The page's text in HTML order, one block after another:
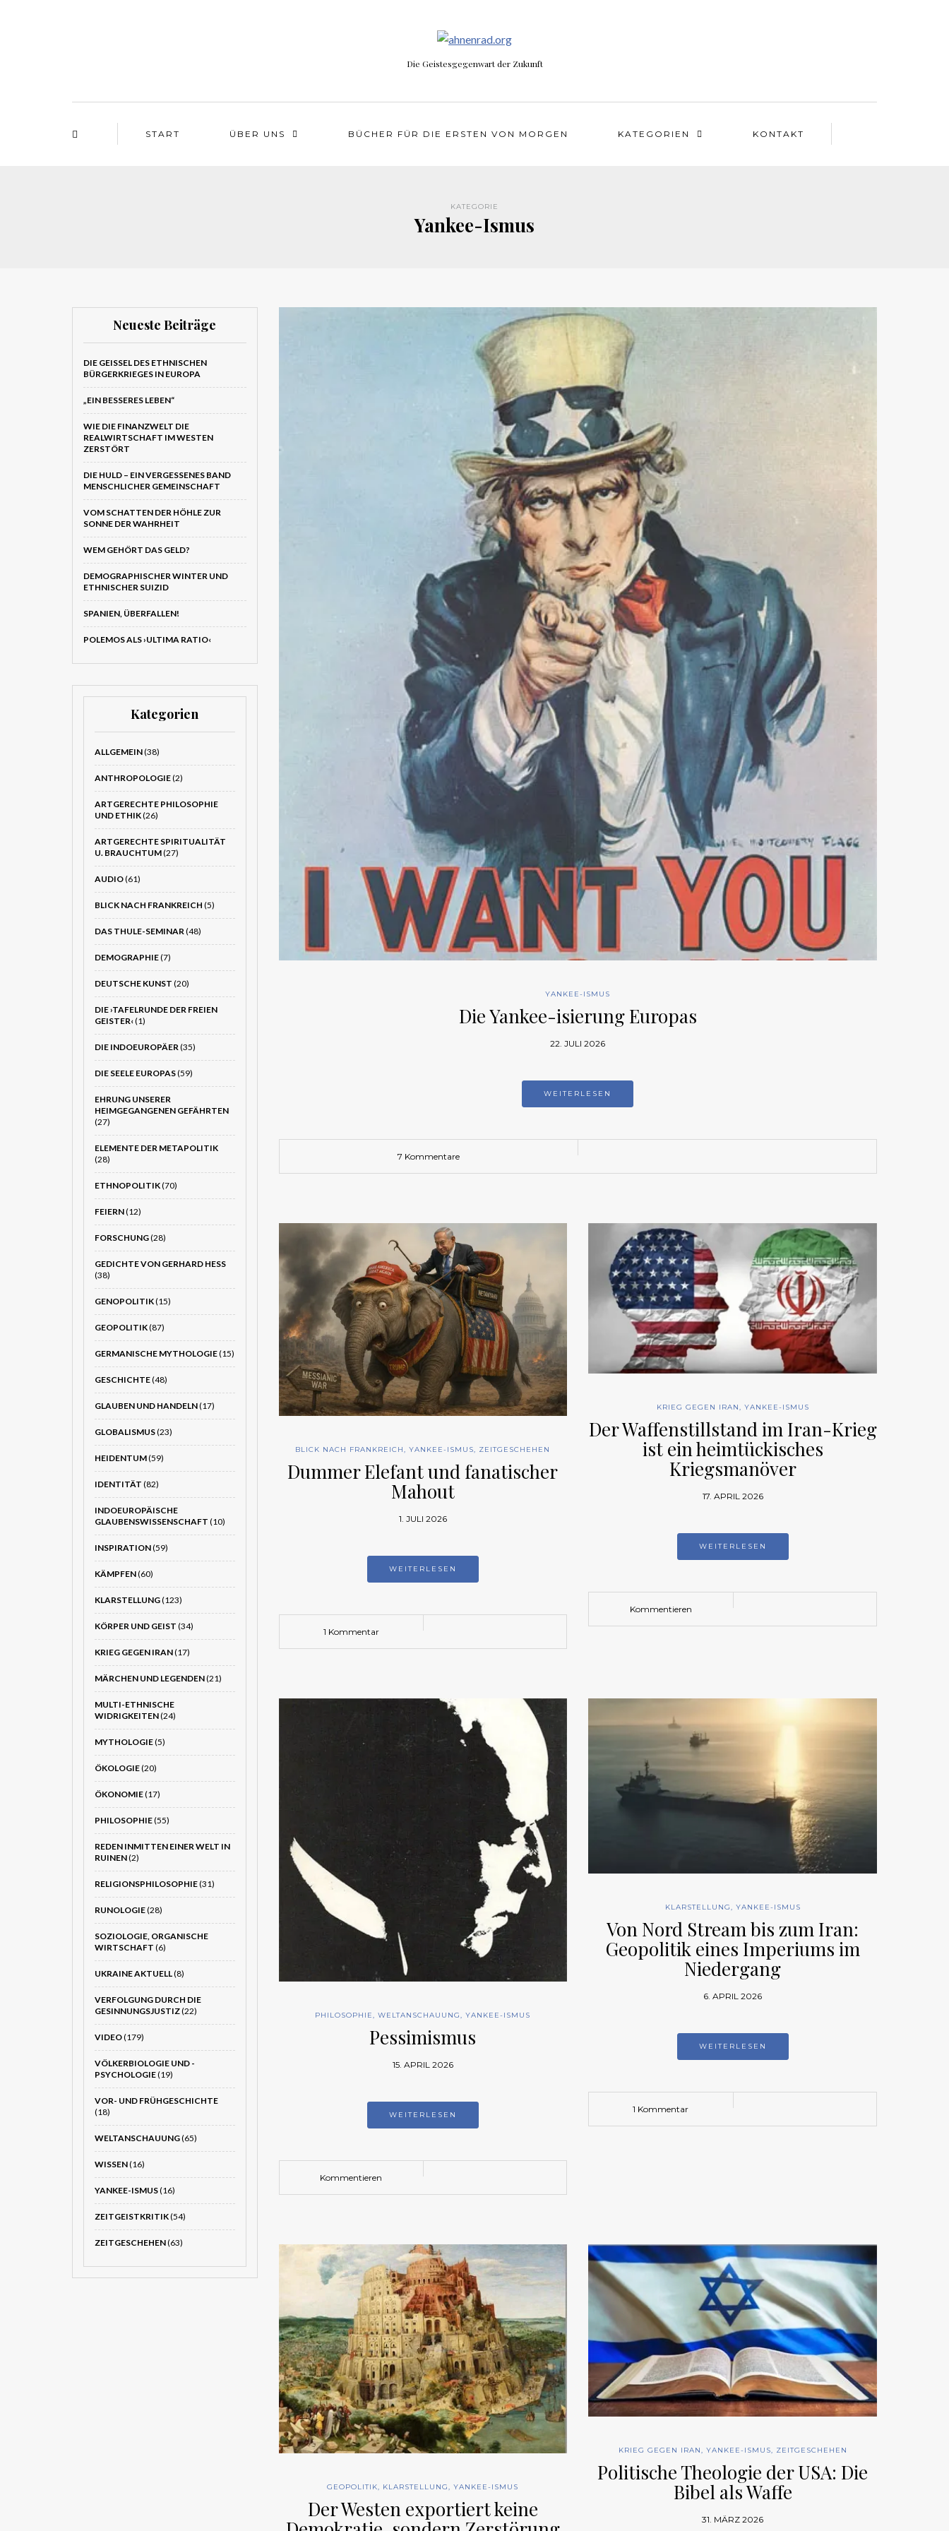
Die Geistesgegenwart der Zukunft
START ÜBER UNS BÜCHER FÜR DIE ERSTEN VON MORGEN KATEGORIEN KONTAKT
KATEGORIE
Yankee-Ismus
Neueste Beiträge
DIE GEISSEL DES ETHNISCHEN B
ÜRGERKRIEGES IN EUROPA
„EIN BESSERES LEBEN“
WIE DIE FINANZWELT DIE
REALWIRTSCHAFT IM WESTEN
ZERSTÖRT
DIE HULD – EIN VERGESSENES BAND
MENSCHLICHER GEMEINSCHAFT
VOM SCHATTEN DER HÖHLE ZUR
SONNE DER WAHRHEIT
WEM GEHÖRT DAS GELD?
DEMOGRAPHISCHER WINTER UND
ETHNISCHER SUIZID
SPANIEN, ÜBERFALLEN!
POLEMOS ALS ›ULTIMA RATIO‹
Kategorien
ALLGEMEIN(38)
ANTHROPOLOGIE(2)
ARTGERECHTE PHILOSOPHIE
UND ETHIK(26)
ARTGERECHTE SPIRITUALITÄT
U. BRAUCHTUM(27)
AUDIO(61)
BLICK NACH FRANKREICH (5)
DAS THULE-SEMINAR(48)
DEMOGRAPHIE(7)
DEUTSCHE KUNST (20)
DIE ›TAFELRUNDE DER FREIEN
GEISTER‹(1)
DIE INDOEUROPÄER(35)
DIE SEELE EUROPAS(59)
EHRUNG UNSERER
HEIMGEGANGENEN GEFÄHRTEN
(27)
ELEMENTE DER METAPOLITIK
(28)
ETHNOPOLITIK(70)
FEIERN(12)
FORSCHUNG(28)
GEDICHTE VON GERHARD HESS
(38)
GENOPOLITIK(15)
GEOPOLITIK(87)
GERMANISCHE MYTHOLOGIE(15)
GESCHICHTE(48)
GLAUBEN UND HANDELN(17)
GLOBALISMUS(23)
HEIDENTUM(59)
IDENTITÄT (82)
INDOEUROPÄISCHE
GLAUBENSWISSENSCHAFT (10)
INSPIRATION(59)
KÄMPFEN(60)
KLARSTELLUNG(123)
KÖRPER UND GEIST (34)
KRIEG GEGEN IRAN(17)
MÄRCHEN UND LEGENDEN(21)
MULTI-ETHNISCHE
WIDRIGKEITEN(24)
MYTHOLOGIE(5)
ÖKOLOGIE(20)
ÖKONOMIE(17)
PHILOSOPHIE(55)
REDEN INMITTEN EINER WELT IN
RUINEN(2)
RELIGIONSPHILOSOPHIE(31)
RUNOLOGIE(28)
SOZIOLOGIE, ORGANISCHE
WIRTSCHAFT (6)
UKRAINE AKTUELL(8)
VERFOLGUNG DURCH DIE
GESINNUNGSJUSTIZ(22)
VIDEO(179)
VÖLKERBIOLOGIE UND -
PSYCHOLOGIE(19)
VOR- UND FRÜHGESCHICHTE
(18)
WELTANSCHAUUNG(65)
WISSEN(16)
YANKEE-ISMUS(16)
ZEITGEISTKRITIK(54)
ZEITGESCHEHEN(63)
YANKEE-ISMUS
Die Yankee-isierung Europas
22. JULI 2026
WEITERLESEN
7 Kommentare
BLICK NACH FRANKREICH,YANKEE-ISMUS, ZEITGESCHEHEN
Dummer Elefant und fanatischer
Mahout
1. JULI 2026
WEITERLESEN
1 Kommentar
KRIEG GEGEN IRAN, YANKEE-ISMUS
Der Waffenstillstand im Iran-Krieg
ist ein heimtückisches
Kriegsmanöver
17. APRIL 2026
WEITERLESEN
Kommentieren
PHILOSOPHIE,WELTANSCHAUUNG,YANKEE-ISMUS
Pessimismus
15. APRIL 2026
WEITERLESEN
Kommentieren
KLARSTELLUNG, YANKEE-ISMUS
Von Nord Stream bis zum Iran:
Geopolitik eines Imperiums im
Niedergang
6. APRIL 2026
WEITERLESEN
1 Kommentar
GEOPOLITIK, KLARSTELLUNG,YANKEE-ISMUS
Der Westen exportiert keine
KRIEG GEGEN IRAN, YANKEE-ISMUS, ZEITGESCHEHEN
Politische Theologie der USA: Die
Bibel als Waffe
31. MÄRZ 2026